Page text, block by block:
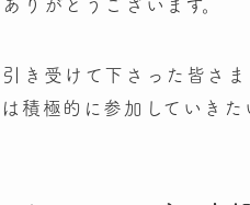
りがとうございます。
き受けて下さった皆さま
積極的に参加していきた